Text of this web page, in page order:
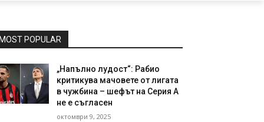
MOST POPULAR
„Напълно лудост“: Рабио
критикува мачовете от лигата
в чужбина – шефът на Серия А
не е съгласен
октомври 9, 2025